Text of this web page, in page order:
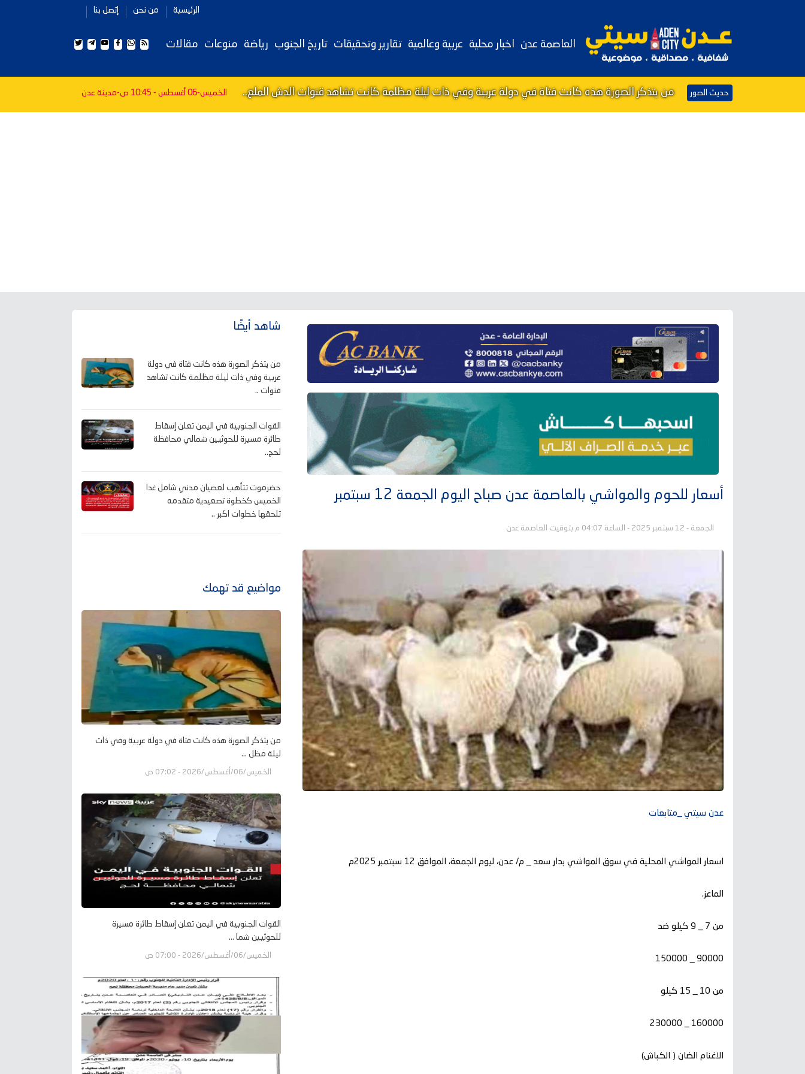
الرئيسية من نحن إتصل بنا
العاصمة عدن اخبار محلية عربية وعالمية تقارير وتحقيقات تاريخ الجنوب رياضة منوعات مقالات
حديث الصور من يتذكر الصورة هذه كانت فتاة في دولة عربية وفي ذات ليلة مظلمة كانت تشاهد قنوات الدش الملع.. الخميس-06 أغسطس - 10:45 ص -مدينة عدن
أسعار للحوم والمواشي بالعاصمة عدن صباح اليوم الجمعة 12 سبتمبر
الجمعة - 12 سبتمبر 2025 - الساعة 04:07 م بتوقيت العاصمة عدن
عدن سيتي _متابعات
اسعار المواشي المحلية في سوق المواشي بدار سعد _ م/ عدن، ليوم الجمعة، الموافق 12 سبتمبر 2025م
الماعز.
من 7 _ 9 كيلو ضد
90000 _ 150000
من 10 _ 15 كيلو
160000 _ 230000
الاغنام الضان ( الكباش)
شاهد أيضًا
من يتذكر الصورة هذه كانت فتاة في دولة
عربية وفي ذات ليلة مظلمة كانت تشاهد
قنوات ..
القوات الجنوبية في اليمن تعلن إسقاط
طائرة مسيرة للحوثيين شمالي محافظة
لحج..
حضرموت تتأهب لعصيان مدني شامل غدا
الخميس كخطوة تصعيدية متقدمه
تلحقها خطوات اكبر ..
مواضيع قد تهمك
من يتذكر الصورة هذه كانت فتاة في دولة عربية وفي ذات
ليلة مظل ...
الخميس/06/أغسطس/2026 - 07:02 ص
القوات الجنوبية في اليمن تعلن إسقاط طائرة مسيرة
للحوثيين شما ...
الخميس/06/أغسطس/2026 - 07:00 ص